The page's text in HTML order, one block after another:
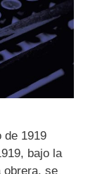
de 1919
bajo la
obrera, se